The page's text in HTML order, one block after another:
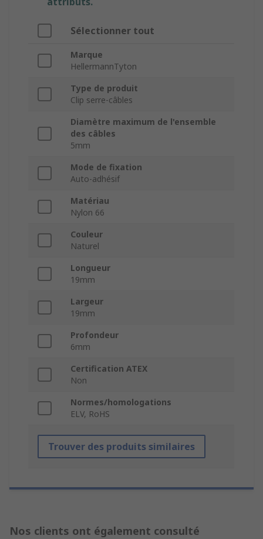
Sélectionner tout
Marque
HellermannTyton
Type de produit
Clip serre-câbles
Diamètre maximum de l'ensemble
des câbles
5mm
Mode de fixation
Auto-adhésif
Matériau
Nylon 66
Couleur
Naturel
Longueur
19mm
Largeur
19mm
Profondeur
6mm
Certification ATEX
Non
Normes/homologations
ELV, RoHS
Trouver des produits similaires
Nos clients ont également consulté